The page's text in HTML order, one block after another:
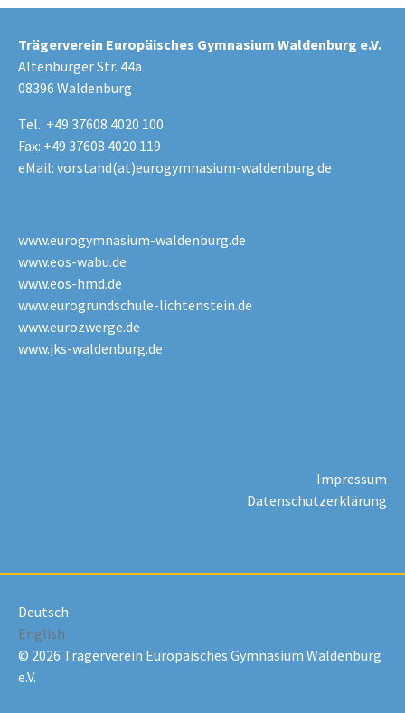
Trägerverein Europäisches Gymnasium Waldenburg e.V.
Altenburger Str. 44a
08396 Waldenburg
Tel.: +49 37608 4020 100
Fax: +49 37608 4020 119
eMail: vorstand(at)eurogymnasium-waldenburg.de
www.eurogymnasium-waldenburg.de
www.eos-wabu.de
www.eos-hmd.de
www.eurogrundschule-lichtenstein.de
www.eurozwerge.de
www.jks-waldenburg.de
Impressum
Datenschutzerklärung
Deutsch
English
© 2026 Trägerverein Europäisches Gymnasium Waldenburg
e.V.